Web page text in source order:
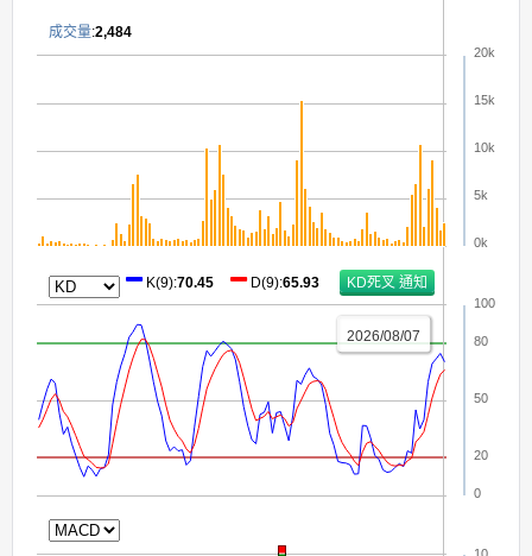
0k
5k
10k
15k
20k
0
20
50
80
100
2026/08/07
成交量:2,484
K(9):70.45 D(9):65.93